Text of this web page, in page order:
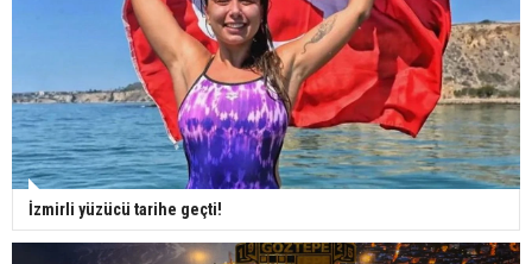
İzmirli yüzücü tarihe geçti!